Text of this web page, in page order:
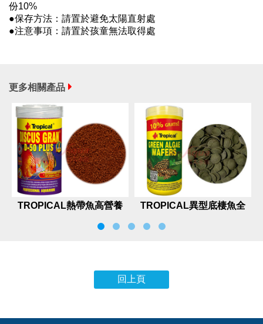
份10%
●保存方法：請置於避免太陽直射處
●注意事項：請置於孩童無法取得處
更多相關產品
TROPICAL熱帶魚高營養
TROPICAL異型底棲魚全
回上頁